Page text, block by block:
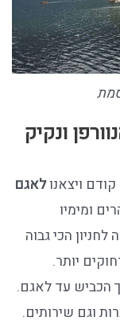
ונקיק
קודם ויצאנולאגם
ומימיו
הכי גבוה
יותר.
הכביש עד לאגם.
וגם שירותים.